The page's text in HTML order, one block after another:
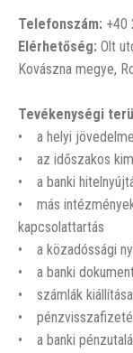
Telefonszám: +40
Elérhetőség: Olt
Kovászna megye,
Tevékenységi
• a helyi
• az időszakos
• a banki
• más
kapcsolattartás
• a közadóssági
• a banki
• számlák kiállítása
•
• a banki